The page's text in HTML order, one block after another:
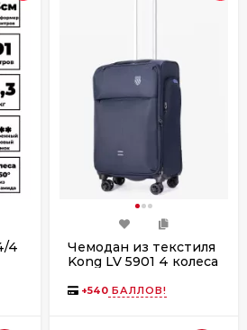
4
Чемодан из текстиля
Kong LV 5901 4 колеса
+540 БАЛЛОВ!